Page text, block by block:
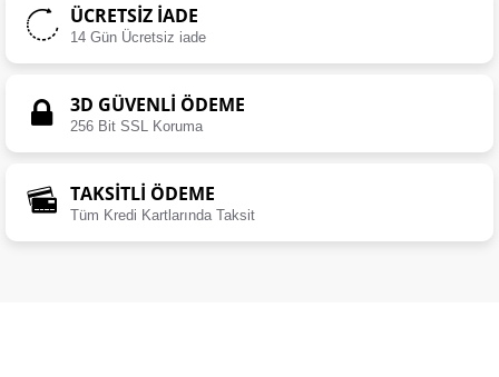
ÜCRETSIZ İADE
14 Gün Ücretsiz iade
3D GÜVENLİ ÖDEME
256 Bit SSL Koruma
TAKSİTLİ ÖDEME
Tüm Kredi Kartlarında Taksit